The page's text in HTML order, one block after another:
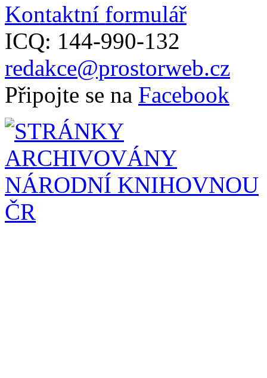
Kontaktní formulář
ICQ: 144-990-132
redakce@prostorweb.cz
Připojte se na Facebook